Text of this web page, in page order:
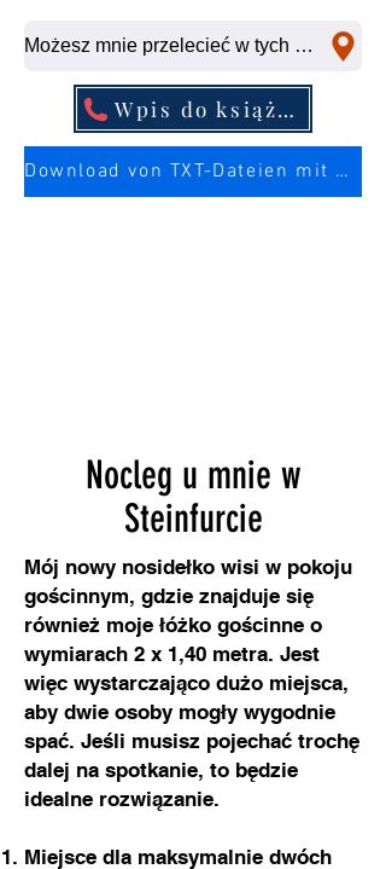
Możesz mnie przelecieć w tych miejscach w krótkim czasie.
Wpis do książki telefonicznej
Download von TXT-Dateien mit mehr Infos über die Sau
Nocleg u mnie w
Steinfurcie
Mój nowy nosidełko wisi w pokoju
gościnnym, gdzie znajduje się
również moje łóżko gościnne o
wymiarach 2 x 1,40 metra. Jest
więc wystarczająco dużo miejsca,
aby dwie osoby mogły wygodnie
spać. Jeśli musisz pojechać trochę
dalej na spotkanie, to będzie
idealne rozwiązanie.
Miejsce dla maksymalnie dwóch